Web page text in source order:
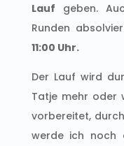
Lauf geben.
Runden
11:00 Uhr.
Der Lauf wird
Tatje mehr oder
vorbereitet,
werde ich noch